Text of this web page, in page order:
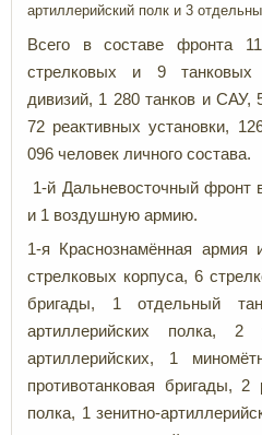
артиллерийский полк и 3
Всего в составе фронта
стрелковых и 9 танковых
дивизий, 1 280 танков и САУ,
72 реактивных установки,
096 человек личного состава.
1-й Дальневосточный фронт
и 1 воздушную армию.
1-я Краснознамённая
стрелковых корпуса, 6
бригады, 1 отдельный
артиллерийских полка, 2
артиллерийских, 1
противотанковая бригады, 2
полка, 1 зенитно-